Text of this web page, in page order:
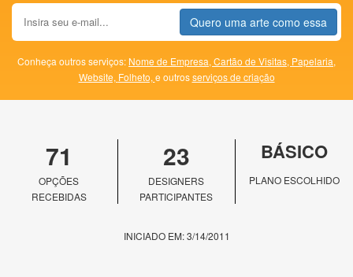
Quero uma arte como essa
Conheça outros serviços: Nome de Empresa, Cartão de Visitas, Papelaria,
Website, Folheto, e outrosserviços de criação
71
OPÇÕES
RECEBIDAS
23
DESIGNERS
PARTICIPANTES
BÁSICO
PLANO ESCOLHIDO
INICIADO EM: 3/14/2011